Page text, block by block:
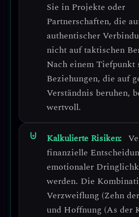
Sie in Projekte oder
Partnerschaften, die
authentischer
nicht auf taktischen
Nach einem Tiefpunkt
Beziehungen, die auf
Verständnis beruhen,
wertvoll.
Kalkulierte Risiken:
finanzielle
emotionaler
werden. Die
Verzweiflung (Zehn
und Hoffnung (As der